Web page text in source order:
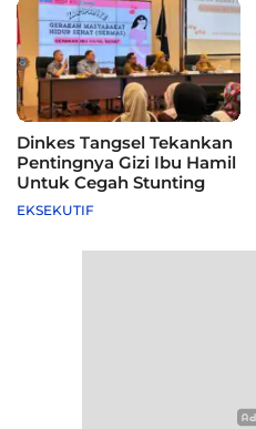
Dinkes Tangsel Tekankan
Pentingnya Gizi Ibu Hamil
Untuk Cegah Stunting
EKSEKUTIF